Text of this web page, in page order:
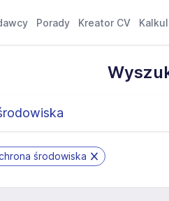
Porady Kreator CV
środowiska